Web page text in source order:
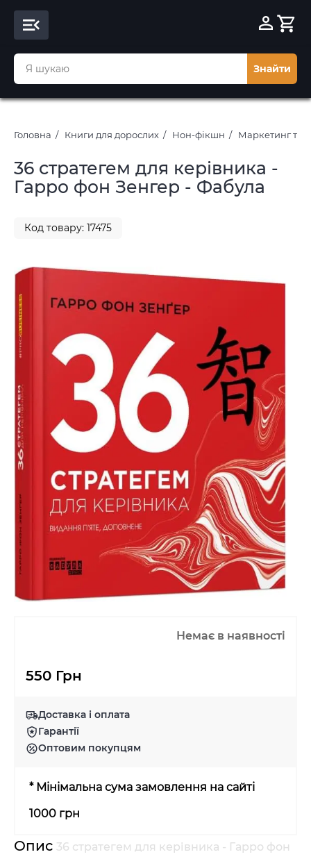
Знайти
Головна Книги для дорослих Нон-фікшн Маркетинг та
36 стратегем для керівника -
Гарро фон Зенгер - Фабула
Код товару: 17475
Немає в наявності
550 Грн
Доставка і оплата
Гарантії
Оптовим покупцям
* Мінімальна сума замовлення на сайті
1000 грн
Опис 36 стратегем для керівника - Гарро фон